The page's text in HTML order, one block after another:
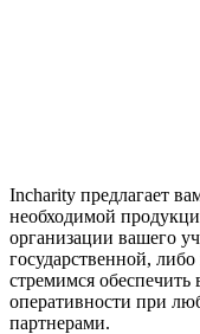
Incharity предлагает
необходимой
организации вашего
государственной,
стремимся
оперативности при
партнерами.